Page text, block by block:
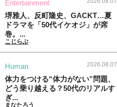
Entertainment
堺雅人、反町隆史、GACKT…夏
ドラマを「50代イケオジ」が席
巻。...
こじらぶ
Human 2026.08.07
体力をつける“体力がない”問題、
どう乗り越える？50代のリアルす
ぎ...
まなたろう